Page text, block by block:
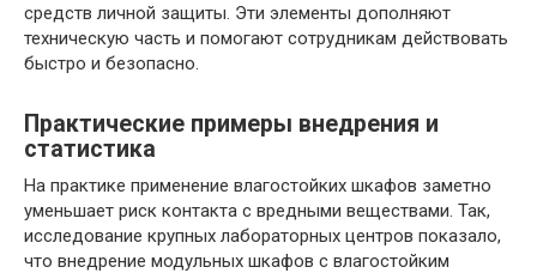
средств личной защиты. Эти элементы дополняют
техническую часть и помогают сотрудникам действовать
быстро и безопасно.
Практические примеры внедрения и
статистика
На практике применение влагостойких шкафов заметно
уменьшает риск контакта с вредными веществами. Так,
исследование крупных лабораторных центров показало,
что внедрение модульных шкафов с влагостойким